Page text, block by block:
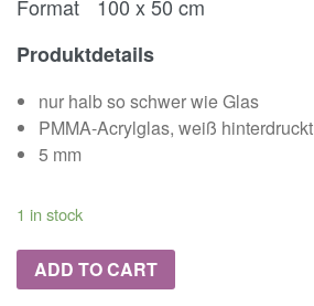
Format 100 x 50 cm
Produktdetails
nur halb so schwer wie Glas
PMMA-Acrylglas, weiß hinterdruckt
5 mm
1 in stock
ADD TO CART